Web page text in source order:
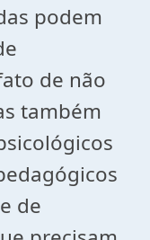
podem
de não
também
de